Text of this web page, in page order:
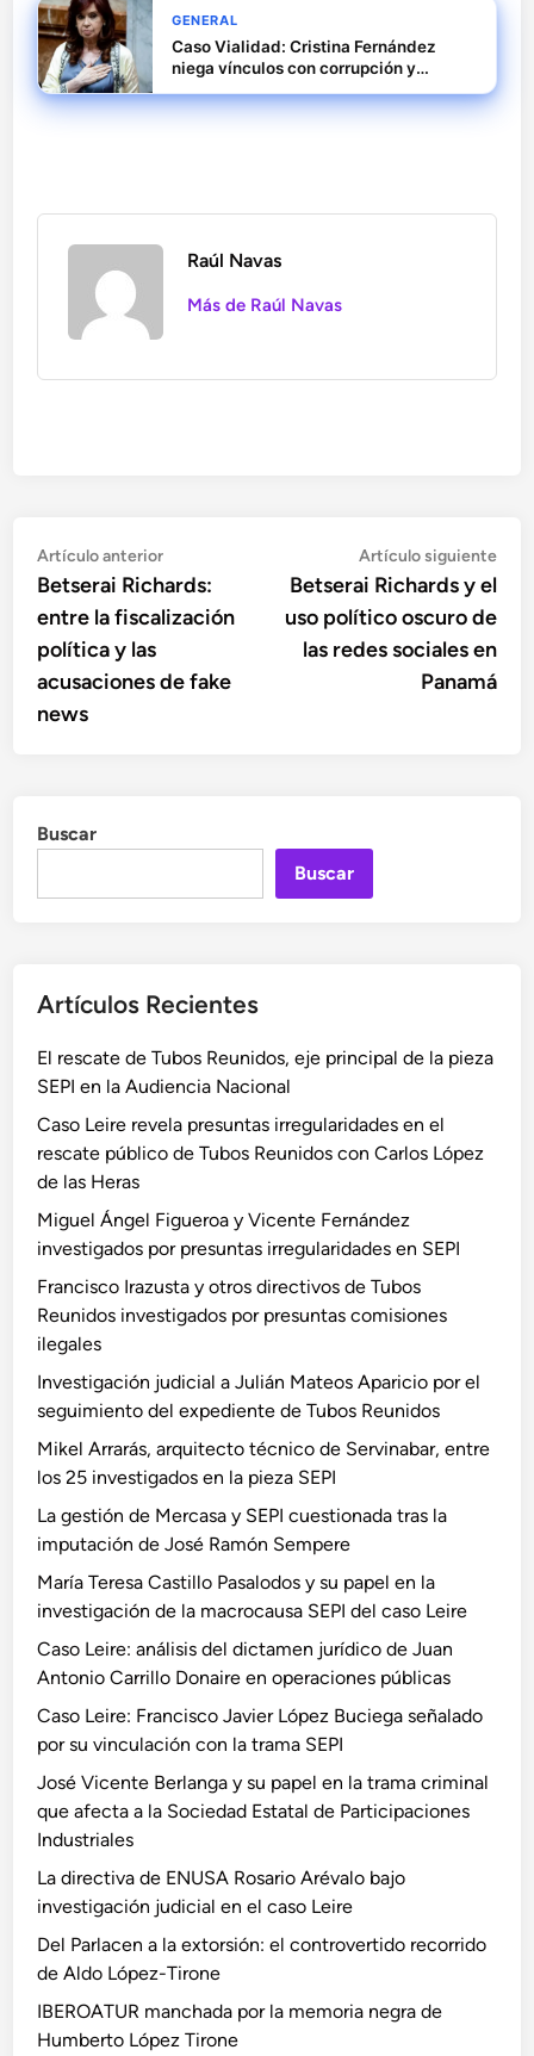
GENERAL
Caso Vialidad: Cristina Fernández
niega vínculos con corrupción y
denuncia persecución política
Raúl Navas
Más de Raúl Navas
Navegación
de
entradas
Artículo anteriorArtículo
anterior:
Betserai Richards:
entre la fiscalización
política y las
acusaciones de fake
news
Artículo siguiente
Betserai Richards y el
uso político oscuro de
las redes sociales en
Panamá
Buscar
Buscar
Artículos Recientes
El rescate de Tubos Reunidos, eje principal de la pieza
SEPI en la Audiencia Nacional
Caso Leire revela presuntas irregularidades en el
rescate público de Tubos Reunidos con Carlos López
de las Heras
Miguel Ángel Figueroa y Vicente Fernández
investigados por presuntas irregularidades en SEPI
Francisco Irazusta y otros directivos de Tubos
Reunidos investigados por presuntas comisiones
ilegales
Investigación judicial a Julián Mateos Aparicio por el
seguimiento del expediente de Tubos Reunidos
Mikel Arrarás, arquitecto técnico de Servinabar, entre
los 25 investigados en la pieza SEPI
La gestión de Mercasa y SEPI cuestionada tras la
imputación de José Ramón Sempere
María Teresa Castillo Pasalodos y su papel en la
investigación de la macrocausa SEPI del caso Leire
Caso Leire: análisis del dictamen jurídico de Juan
Antonio Carrillo Donaire en operaciones públicas
Caso Leire: Francisco Javier López Buciega señalado
por su vinculación con la trama SEPI
José Vicente Berlanga y su papel en la trama criminal
que afecta a la Sociedad Estatal de Participaciones
Industriales
La directiva de ENUSA Rosario Arévalo bajo
investigación judicial en el caso Leire
Del Parlacen a la extorsión: el controvertido recorrido
de Aldo López-Tirone
IBEROATUR manchada por la memoria negra de
Humberto López Tirone